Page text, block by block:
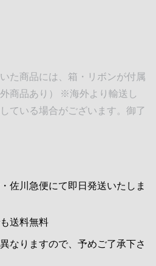
た商品には、箱・リボンが付属
商品あり） ※海外より輸送し
ている場合がございます。御了
佐川急便にて即日発送いたしま
送料無料
なりますので、予めご了承下さ